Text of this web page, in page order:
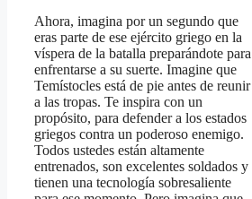
Ahora, imagina por un segundo que
eras parte de ese ejército griego en la
víspera de la batalla preparándote para
enfrentarse a su suerte. Imagine que
Temístocles está de pie antes de reunir
a las tropas. Te inspira con un
propósito, para defender a los estados
griegos contra un poderoso enemigo.
Todos ustedes están altamente
entrenados, son excelentes soldados y
tienen una tecnología sobresaliente